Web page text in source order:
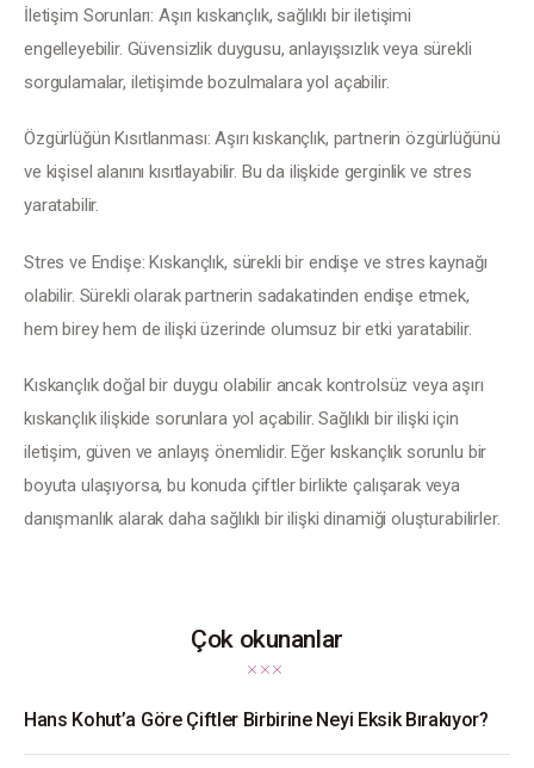
İletişim Sorunları: Aşırı kıskançlık, sağlıklı bir iletişimi
engelleyebilir. Güvensizlik duygusu, anlayışsızlık veya sürekli
sorgulamalar, iletişimde bozulmalara yol açabilir.
Özgürlüğün Kısıtlanması: Aşırı kıskançlık, partnerin özgürlüğünü
ve kişisel alanını kısıtlayabilir. Bu da ilişkide gerginlik ve stres
yaratabilir.
Stres ve Endişe: Kıskançlık, sürekli bir endişe ve stres kaynağı
olabilir. Sürekli olarak partnerin sadakatinden endişe etmek,
hem birey hem de ilişki üzerinde olumsuz bir etki yaratabilir.
Kıskançlık doğal bir duygu olabilir ancak kontrolsüz veya aşırı
kıskançlık ilişkide sorunlara yol açabilir. Sağlıklı bir ilişki için
iletişim, güven ve anlayış önemlidir. Eğer kıskançlık sorunlu bir
boyuta ulaşıyorsa, bu konuda çiftler birlikte çalışarak veya
danışmanlık alarak daha sağlıklı bir ilişki dinamiği oluşturabilirler.
Çok okunanlar
Hans Kohut’a Göre Çiftler Birbirine Neyi Eksik Bırakıyor?